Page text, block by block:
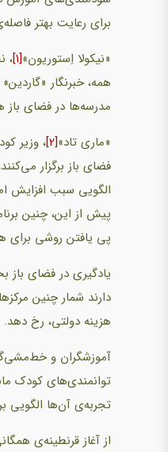
برای رعایت بهتر
«نیکولا اِستوریون»[1]
همه، خبرنگار
مدرسه‌ها در فضای باز
«ماری تاد»[2] ، وزیر
فضای باز برگزار
الگویی سبب افزایش
پیش از این، چنین
پی یافتن روشی برای
یادگیری در فضای باز
دارند شمار چنین
هزینه دولتی، رخ دهد.
آموزشگران و
توانمندی‌های کودک
تجربه‌ی آن‌ها الگویی
از آغاز قرنطینه‌ی